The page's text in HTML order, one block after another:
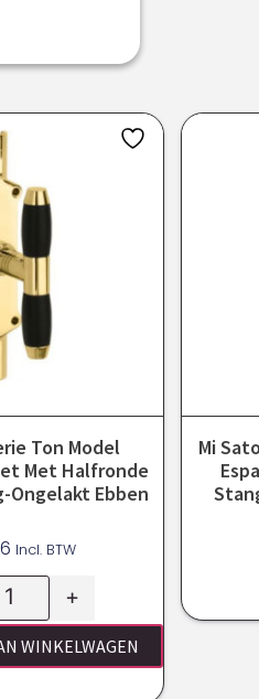
Ton Model
Met Halfronde
Ongelakt Ebben
Incl. BTW
+
WINKELWAGEN
Mi